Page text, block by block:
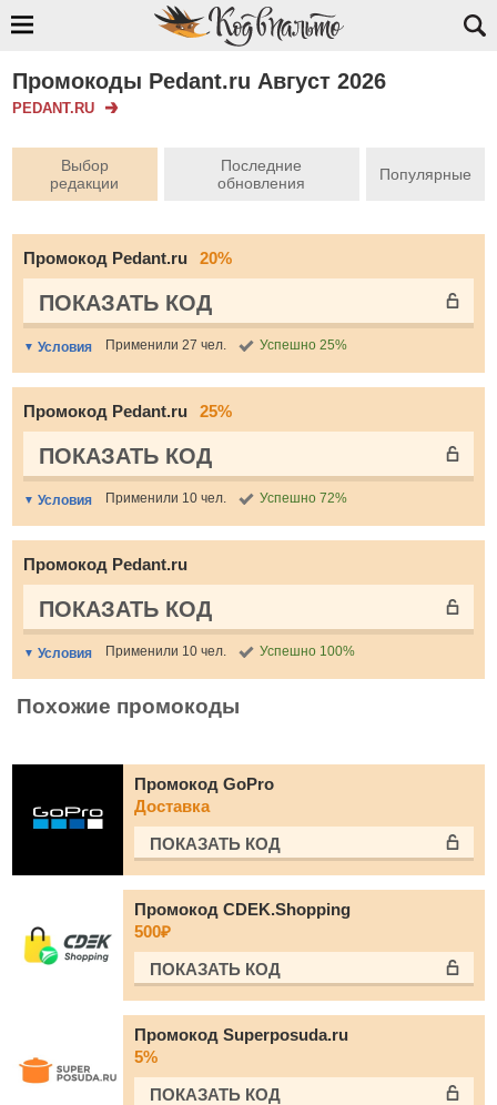
Промокоды Pedant.ru Август 2026
PEDANT.RU
Выбор
редакции
Последние
обновления
Популярные
Промокод Pedant.ru 20%
ПОКАЗАТЬ КОД
Условия Применили 27 чел. Успешно 25%
Промокод Pedant.ru 25%
ПОКАЗАТЬ КОД
Условия Применили 10 чел. Успешно 72%
Промокод Pedant.ru
ПОКАЗАТЬ КОД
Условия Применили 10 чел. Успешно 100%
Похожие промокоды
Промокод GoPro
Доставка
ПОКАЗАТЬ КОД
Промокод CDEK.Shopping
500₽
ПОКАЗАТЬ КОД
Промокод Superposuda.ru
5%
ПОКАЗАТЬ КОД